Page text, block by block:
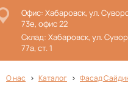
Офис: Хабаровск, ул.
73е, офис 22
Склад: Хабаровск, ул.
77а, ст. 1
О нас Каталог Фасад